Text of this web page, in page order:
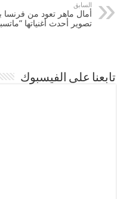
السابق
أمال ماهر تعود من فرنسا
تصوير أحدث أغنياتها
تابعنا على الفيسبوك